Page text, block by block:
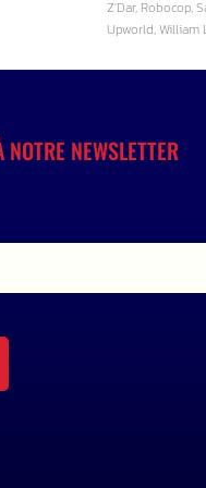
Z'Dar, Robocop,
Upworld,
NEWSLETTER